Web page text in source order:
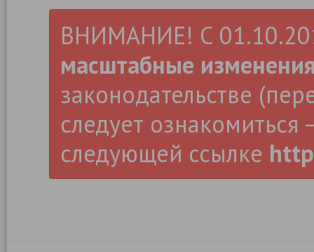
ВНИМАНИЕ! С
масштабные
законодательстве
следует ознакомиться
следующей ссылке